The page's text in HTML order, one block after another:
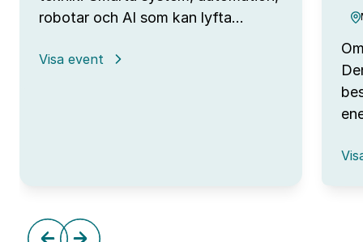
robotar och AI som kan lyfta…
Visa event
:
: